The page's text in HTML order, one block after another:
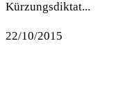
Kürzungsdiktat...
22/10/2015